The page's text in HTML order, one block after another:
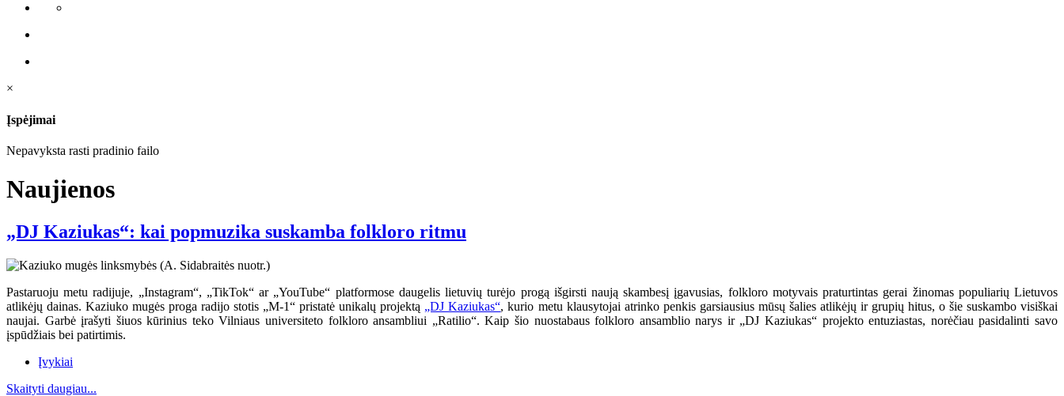
×
Įspėjimai
Nepavyksta rasti pradinio failo
Naujienos
„DJ Kaziukas“: kai popmuzika suskamba folkloro ritmu
Pastaruoju metu radijuje, „Instagram“, „TikTok“ ar „YouTube“ platformose daugelis lietuvių turėjo progą išgirsti naują skambesį įgavusias, folkloro motyvais praturtintas gerai žinomas populiarių Lietuvos
atlikėjų dainas. Kaziuko mugės proga radijo stotis „M-1“ pristatė unikalų projektą „DJ Kaziukas“, kurio metu klausytojai atrinko penkis garsiausius mūsų šalies atlikėjų ir grupių hitus, o šie suskambo visiškai
naujai. Garbė įrašyti šiuos kūrinius teko Vilniaus universiteto folkloro ansambliui „Ratilio“. Kaip šio nuostabaus folkloro ansamblio narys ir „DJ Kaziukas“ projekto entuziastas, norėčiau pasidalinti savo
įspūdžiais bei patirtimis.
Įvykiai
Skaityti daugiau...